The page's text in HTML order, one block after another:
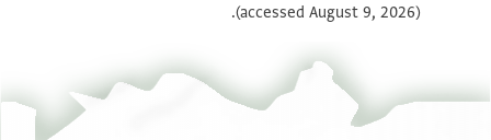
(accessed August 9, 2026).